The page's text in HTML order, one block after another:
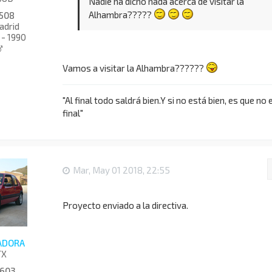
T
I
L
A
1990
Alhambra?????
Vamos a visitar la Alhambra??????
"Al final todo saldrá bien.Y si no está bien, es que no
final"
Mar, May 01 2018, 22:55
Proyecto enviado a la directiva.